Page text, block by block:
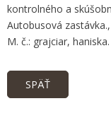
kontrolného a
Autobusová
M. č.: grajciar, haniska.
SPÄŤ